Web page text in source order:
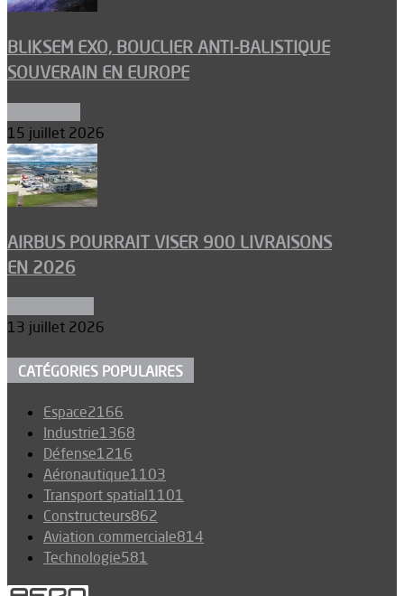
BLIKSEM EXO, BOUCLIER ANTI-BALISTIQUE
SOUVERAIN EN EUROPE
15 juillet 2026
AIRBUS POURRAIT VISER 900 LIVRAISONS
EN 2026
13 juillet 2026
CATÉGORIES POPULAIRES
Espace2166
Industrie1368
Défense1216
Aéronautique1103
Transport spatial1101
Constructeurs862
Aviation commerciale814
Technologie581